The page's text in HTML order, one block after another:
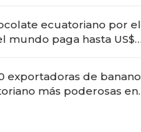
ecuatoriano por el
mundo paga hasta US$
exportadoras de banano
más poderosas en